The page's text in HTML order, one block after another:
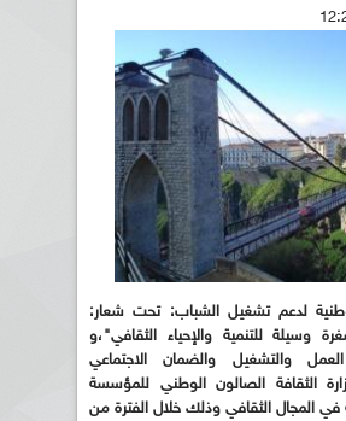
لدعم تشغيل الشباب: تحت شعار:
وسيلة للتنمية والإحياء الثقافي"،و
والتشغيل والضمان الاجتماعي
الثقافة الصالون الوطني للمؤسسة
في المجال الثقافي وذلك خلال الفترة من